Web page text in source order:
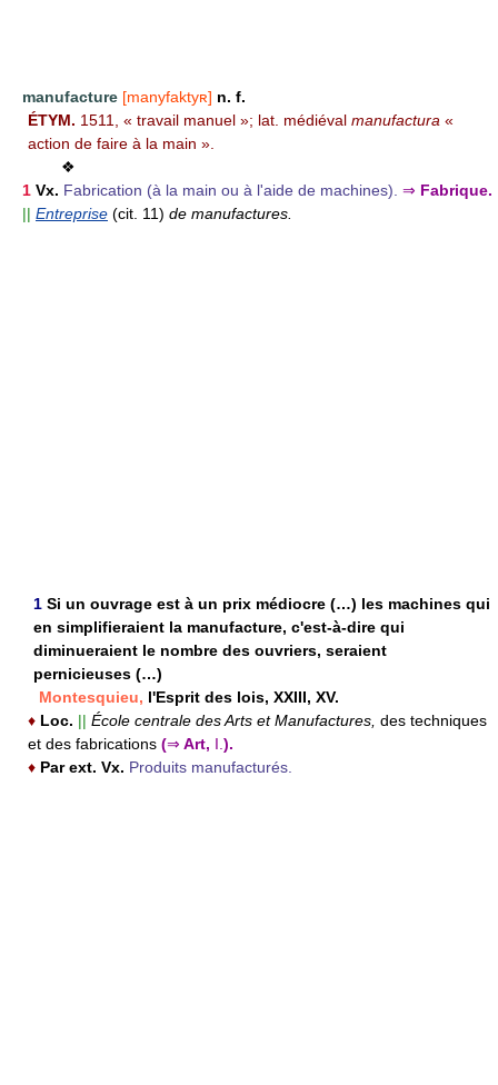
manufacture [manyfaktyʀ] n. f.
ÉTYM. 1511, « travail manuel »; lat. médiéval manufactura «
action de faire à la main ».
❖
1 Vx. Fabrication (à la main ou à l'aide de machines). ⇒ Fabrique.
|| Entreprise (cit. 11) de manufactures.
1 Si un ouvrage est à un prix médiocre (…) les machines qui
en simplifieraient la manufacture, c'est-à-dire qui
diminueraient le nombre des ouvriers, seraient
pernicieuses (…)
Montesquieu, l'Esprit des lois, XXIII, XV.
♦ Loc. || École centrale des Arts et Manufactures, des techniques
et des fabrications (⇒ Art, I. ).
♦ Par ext. Vx. Produits manufacturés.